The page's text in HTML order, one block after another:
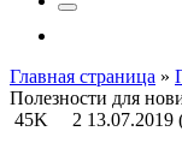
Главная страница »
Полезности для
45K
2 13.07.2019